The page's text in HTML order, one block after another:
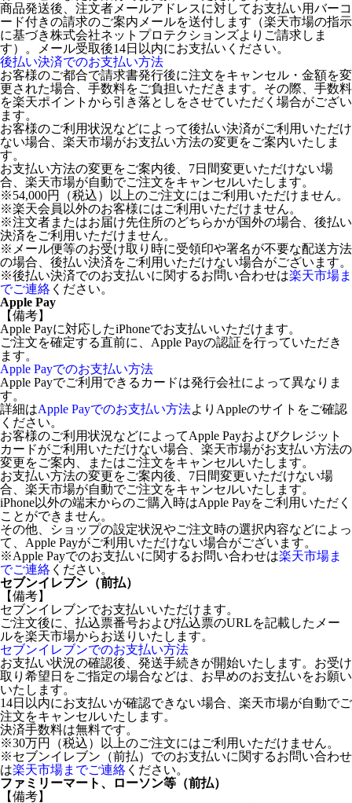
商品発送後、注文者メールアドレスに対してお支払い用バーコ
ード付きの請求のご案内メールを送付します（楽天市場の指示
に基づき株式会社ネットプロテクションズよりご請求しま
す）。メール受取後14日以内にお支払いください。
後払い決済でのお支払い方法
お客様のご都合で請求書発行後に注文をキャンセル・金額を変
更された場合、手数料をご負担いただきます。その際、手数料
を楽天ポイントから引き落としをさせていただく場合がござい
ます。
お客様のご利用状況などによって後払い決済がご利用いただけ
ない場合、楽天市場がお支払い方法の変更をご案内いたしま
す。
お支払い方法の変更をご案内後、7日間変更いただけない場
合、楽天市場が自動でご注文をキャンセルいたします。
※54,000円（税込）以上のご注文にはご利用いただけません。
※楽天会員以外のお客様にはご利用いただけません。
※注文者またはお届け先住所のどちらかが国外の場合、後払い
決済をご利用いただけません。
※メール便等のお受け取り時に受領印や署名が不要な配送方法
の場合、後払い決済をご利用いただけない場合がございます。
※後払い決済でのお支払いに関するお問い合わせは楽天市場ま
でご連絡 ください。
Apple Pay
【備考】
Apple Payに対応したiPhoneでお支払いいただけます。
ご注文を確定する直前に、Apple Payの認証を行っていただき
ます。
Apple Payでのお支払い方法
Apple Payでご利用できるカードは発行会社によって異なりま
す。
詳細はApple Payでのお支払い方法よりAppleのサイトをご確認
ください。
お客様のご利用状況などによってApple Payおよびクレジット
カードがご利用いただけない場合、楽天市場がお支払い方法の
変更をご案内、またはご注文をキャンセルいたします。
お支払い方法の変更をご案内後、7日間変更いただけない場
合、楽天市場が自動でご注文をキャンセルいたします。
iPhone以外の端末からのご購入時はApple Payをご利用いただく
ことができません。
その他、ショップの設定状況やご注文時の選択内容などによっ
て、Apple Payがご利用いただけない場合がございます。
※Apple Payでのお支払いに関するお問い合わせは楽天市場ま
でご連絡 ください。
セブンイレブン（前払）
【備考】
セブンイレブンでお支払いいただけます。
ご注文後に、払込票番号および払込票のURLを記載したメー
ルを楽天市場からお送りいたします。
セブンイレブンでのお支払い方法
お支払い状況の確認後、発送手続きが開始いたします。お受け
取り希望日をご指定の場合などは、お早めのお支払いをお願い
いたします。
14日以内にお支払いが確認できない場合、楽天市場が自動でご
注文をキャンセルいたします。
決済手数料は無料です。
※30万円（税込）以上のご注文にはご利用いただけません。
※セブンイレブン（前払）でのお支払いに関するお問い合わせ
は楽天市場までご連絡 ください。
ファミリーマート、ローソン等（前払）
【備考】